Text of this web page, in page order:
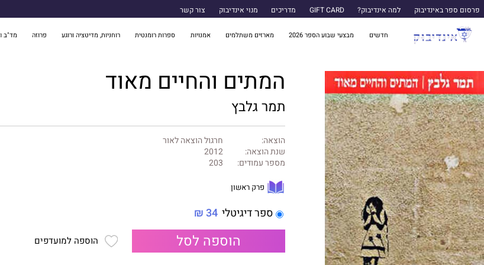
פרסום ספר באינדיבוק למה אינדיבוק? GIFT CARD מדריכים מנוי אינדיבוק צור קשר
חדשים מבצעי שבוע הספר 2026 מארזים משתלמים אמנויות ספרות רומנטית רוחניות, מדיטציה ורוגע פרוזה מד"ב
המתים והחיים מאוד
תמר גלבץ
הוצאה:
חרגול הוצאה לאור
שנת הוצאה:
2012
מספר עמודים:
203
פרק ראשון
ספר דיגיטלי 34 ₪
הוספה לסל הוספה למועדפים